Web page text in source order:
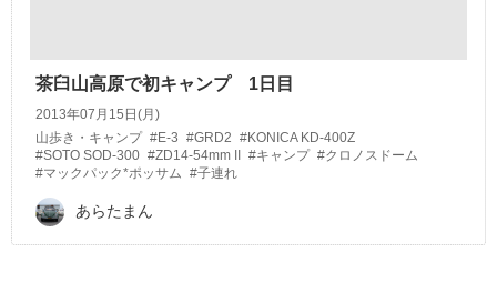
茶臼山高原で初キャンプ 1日目
2013年07月15日(月)
山歩き・キャンプ #E-3 #GRD2 #KONICA KD-400Z
#SOTO SOD-300 #ZD14-54mm II #キャンプ #クロノスドーム
#マックパック*ポッサム #子連れ
あらたまん